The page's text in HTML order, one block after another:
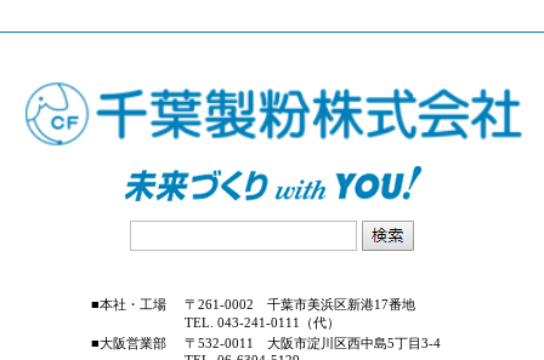
■本社・工場
〒261-0002 千葉市美浜区新港17番地
TEL. 043-241-0111（代）
■大阪営業部
〒532-0011 大阪市淀川区西中島5丁目3-4